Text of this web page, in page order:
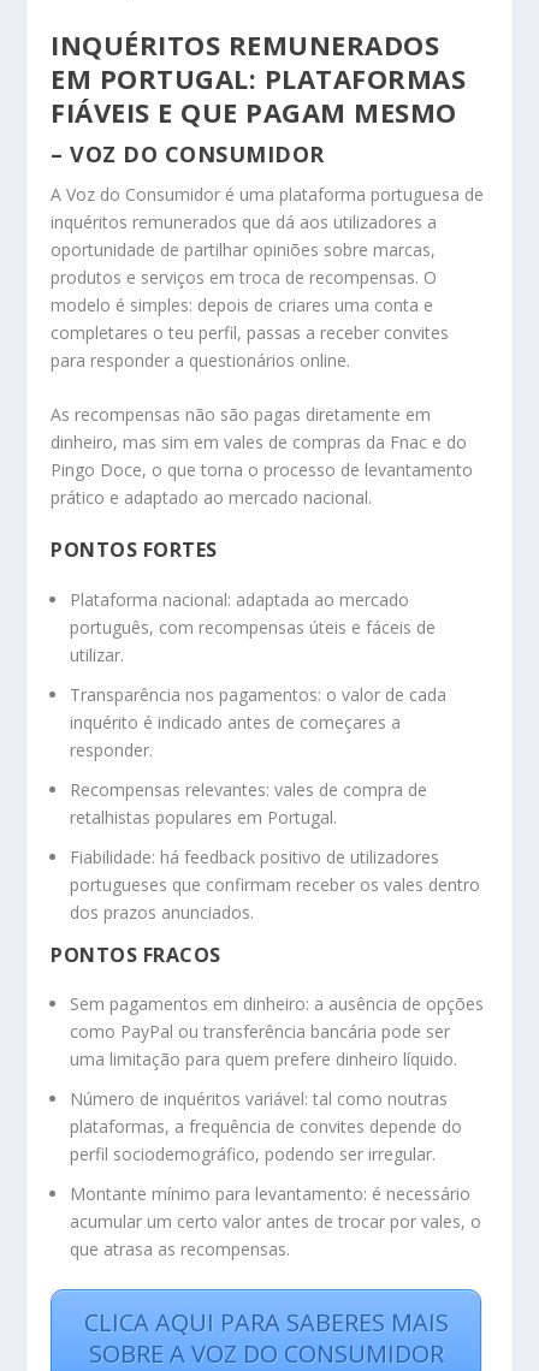
INQUÉRITOS REMUNERADOS
EM PORTUGAL: PLATAFORMAS
FIÁVEIS E QUE PAGAM MESMO
– VOZ DO CONSUMIDOR
A Voz do Consumidor é uma plataforma portuguesa de
inquéritos remunerados que dá aos utilizadores a
oportunidade de partilhar opiniões sobre marcas,
produtos e serviços em troca de recompensas. O
modelo é simples: depois de criares uma conta e
completares o teu perfil, passas a receber convites
para responder a questionários online.
As recompensas não são pagas diretamente em
dinheiro, mas sim em vales de compras da Fnac e do
Pingo Doce, o que torna o processo de levantamento
prático e adaptado ao mercado nacional.
PONTOS FORTES
Plataforma nacional: adaptada ao mercado
português, com recompensas úteis e fáceis de
utilizar.
Transparência nos pagamentos: o valor de cada
inquérito é indicado antes de começares a
responder.
Recompensas relevantes: vales de compra de
retalhistas populares em Portugal.
Fiabilidade: há feedback positivo de utilizadores
portugueses que confirmam receber os vales dentro
dos prazos anunciados.
PONTOS FRACOS
Sem pagamentos em dinheiro: a ausência de opções
como PayPal ou transferência bancária pode ser
uma limitação para quem prefere dinheiro líquido.
Número de inquéritos variável: tal como noutras
plataformas, a frequência de convites depende do
perfil sociodemográfico, podendo ser irregular.
Montante mínimo para levantamento: é necessário
acumular um certo valor antes de trocar por vales, o
que atrasa as recompensas.
CLICA AQUI PARA SABERES MAIS
SOBRE A VOZ DO CONSUMIDOR